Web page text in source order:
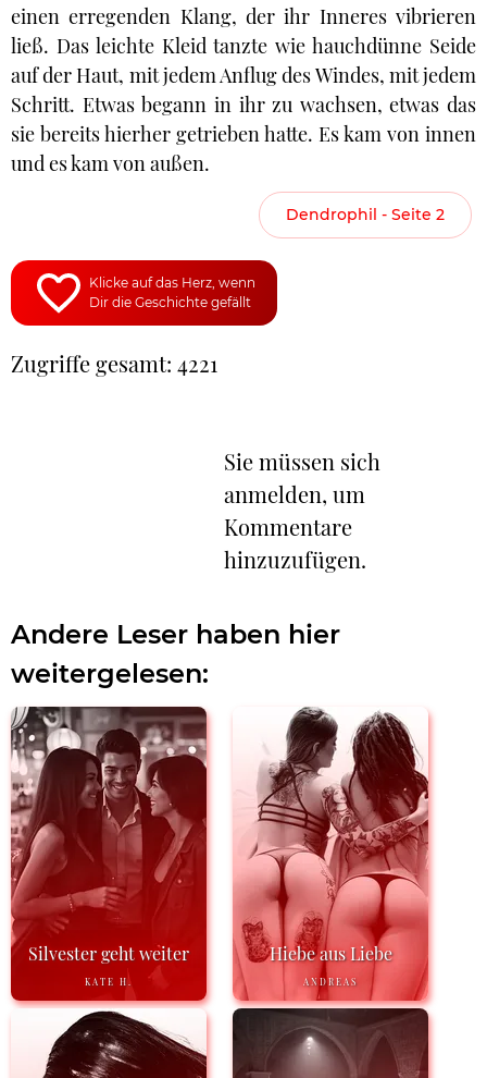
einen erregenden Klang, der ihr Inneres vibrieren
ließ. Das leichte Kleid tanzte wie hauchdünne Seide
auf der Haut, mit jedem Anflug des Windes, mit jedem
Schritt. Etwas begann in ihr zu wachsen, etwas das
sie bereits hierher getrieben hatte. Es kam von innen
und es kam von außen.
Dendrophil - Seite 2
Klicke auf das Herz, wenn
Dir die Geschichte gefällt
Zugriffe gesamt: 4221
Sie müssen sich
anmelden, um
Kommentare
hinzuzufügen.
Andere Leser haben hier
weitergelesen:
Silvester geht weiter
KATE H.
Hiebe aus Liebe
ANDREAS